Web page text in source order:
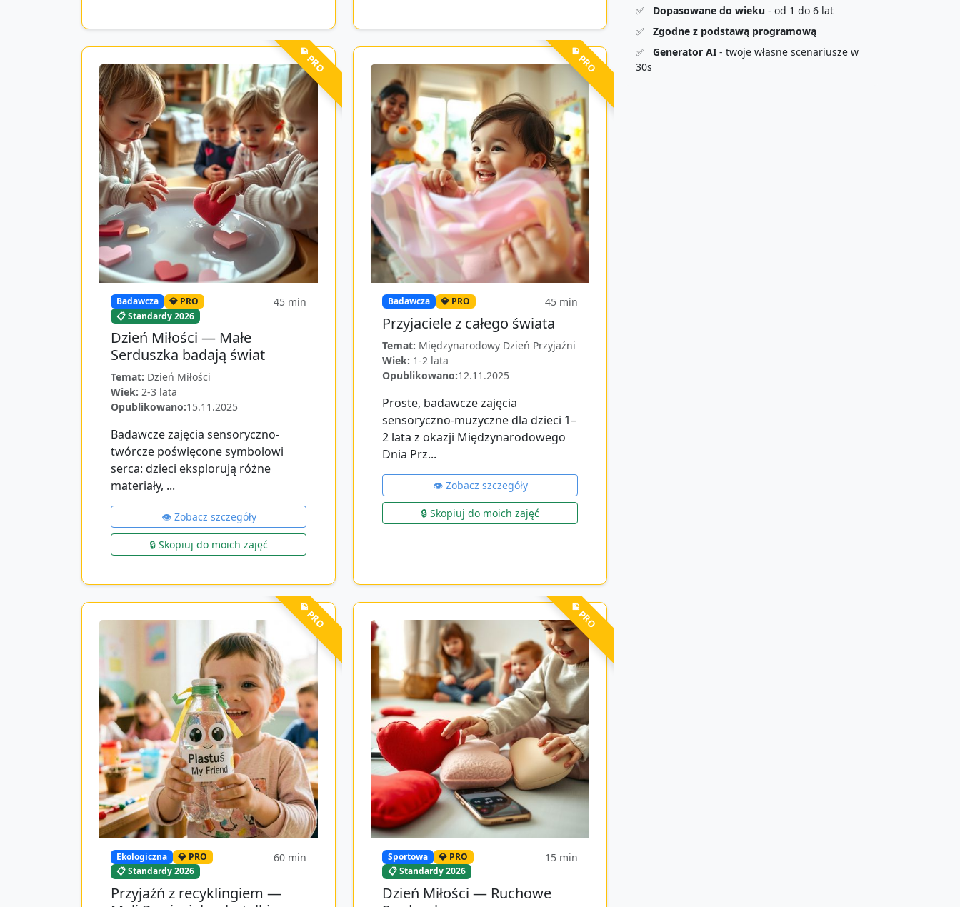
💎 PRO
Badawcza
💎 PRO
📋 Standardy 2026
45 min
Dzień Miłości — Małe
Serduszka badają świat
Temat: Dzień Miłości
Wiek: 2-3 lata
Opublikowano:15.11.2025
Badawcze zajęcia sensoryczno-
twórcze poświęcone symbolowi
serca: dzieci eksplorują różne
materiały, ...
👁️ Zobacz szczegóły
🔒 Skopiuj do moich zajęć
💎 PRO
Badawcza 💎 PRO 45 min
Przyjaciele z całego świata
Temat: Międzynarodowy Dzień Przyjaźni
Wiek: 1-2 lata
Opublikowano:12.11.2025
Proste, badawcze zajęcia
sensoryczno-muzyczne dla dzieci 1–
2 lata z okazji Międzynarodowego
Dnia Prz...
👁️ Zobacz szczegóły
🔒 Skopiuj do moich zajęć
💎 PRO
Ekologiczna
💎 PRO
📋 Standardy 2026
60 min
Przyjaźń z recyklingiem —
💎 PRO
Sportowa
💎 PRO
📋 Standardy 2026
15 min
Dzień Miłości — Ruchowe
✅
Dopasowane do wieku - od 1 do 6 lat
✅
Zgodne z podstawą programową
✅
Generator AI - twoje własne scenariusze w
30s